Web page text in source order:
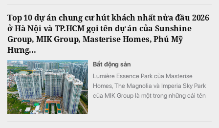
Top 10 dự án chung cư hút khách nhất nửa đầu 2026
ở Hà Nội và TP.HCM gọi tên dự án của Sunshine
Group, MIK Group, Masterise Homes, Phú Mỹ
Hưng...
Bất động sản
Lumière Essence Park của Masterise
Homes, The Magnolia và Imperia Sky Park
của MIK Group là một trong những cái tên